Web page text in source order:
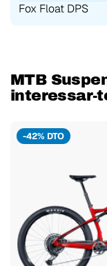
Fox Float DPS
MTB
interessar-
-42% DTO